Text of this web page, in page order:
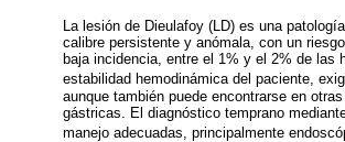
La lesión de Dieulafoy (LD) es una
calibre persistente y anómala, con un
baja incidencia, entre el 1% y el 2% de las
estabilidad hemodinámica del paciente,
aunque también puede encontrarse en
gástricas. El diagnóstico temprano
manejo adecuadas, principalmente